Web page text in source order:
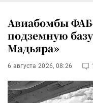
Авиабомбы
подземную
Мадьяра»
6 августа 2026, 08:26